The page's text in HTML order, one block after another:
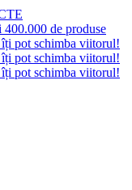
de produse
pot schimba viitorul!
pot schimba viitorul!
pot schimba viitorul!